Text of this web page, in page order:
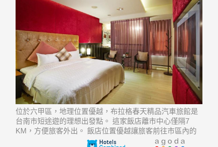
位於六甲區，地理位置優越，布拉格春天精品汽車旅館是
台南市短途遊的理想出發點。 這家飯店離市中心僅隔7
KM，方便旅客外出。 飯店位置優越讓旅客前往市區內的
熱門景點變得方便快捷。